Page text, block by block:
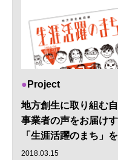
Project
地方創生に取り組む自
事業者の声をお届けす
「生涯活躍のまち」
2018.03.15